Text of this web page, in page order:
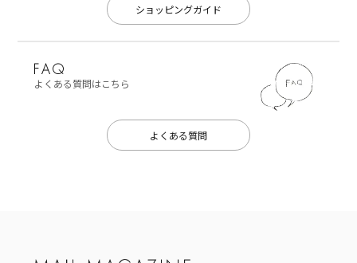
ショッピングガイド
よくある質問はこちら
よくある質問